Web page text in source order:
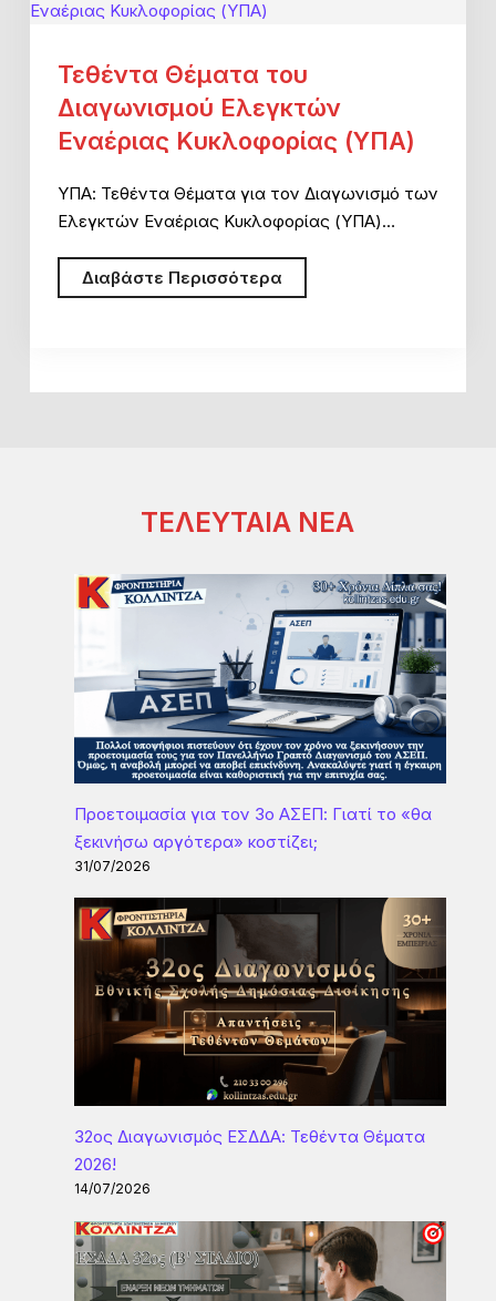
Τεθέντα Θέματα του
Διαγωνισμού Ελεγκτών
Εναέριας Κυκλοφορίας (ΥΠΑ)
ΥΠΑ: Τεθέντα Θέματα για τον Διαγωνισμό των
Ελεγκτών Εναέριας Κυκλοφορίας (ΥΠΑ)…
Διαβάστε ΠερισσότεραΤεθέντα
Θέματα
Ελεγκτών
ΤΕΛΕΥΤΑΙΑ ΝΕΑ
Προετοιμασία για τον 3ο ΑΣΕΠ: Γιατί το «θα
ξεκινήσω αργότερα» κοστίζει;
31/07/2026
32ος Διαγωνισμός ΕΣΔΔΑ: Τεθέντα Θέματα
2026!
14/07/2026